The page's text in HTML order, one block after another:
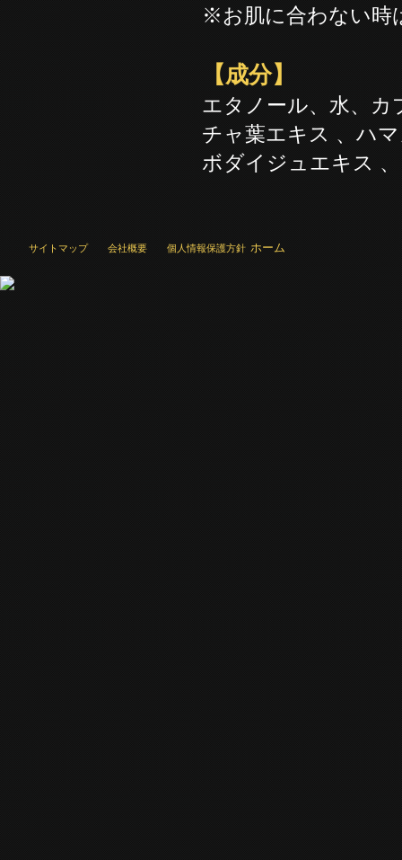
※お肌に合わない時
【成分】
エタノール、水、
チャ葉エキス 、ハ
ボダイジュエキス
ホーム
サイトマップ 会社概要 個人情報保護方針